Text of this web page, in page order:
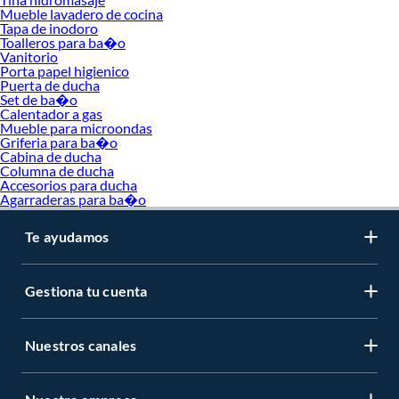
Mueble lavadero de cocina
Tapa de inodoro
Toalleros para ba�o
Vanitorio
Porta papel higienico
Puerta de ducha
Set de ba�o
Calentador a gas
Mueble para microondas
Griferia para ba�o
Cabina de ducha
Columna de ducha
Accesorios para ducha
Agarraderas para ba�o
Te ayudamos
Gestiona tu cuenta
Nuestros canales